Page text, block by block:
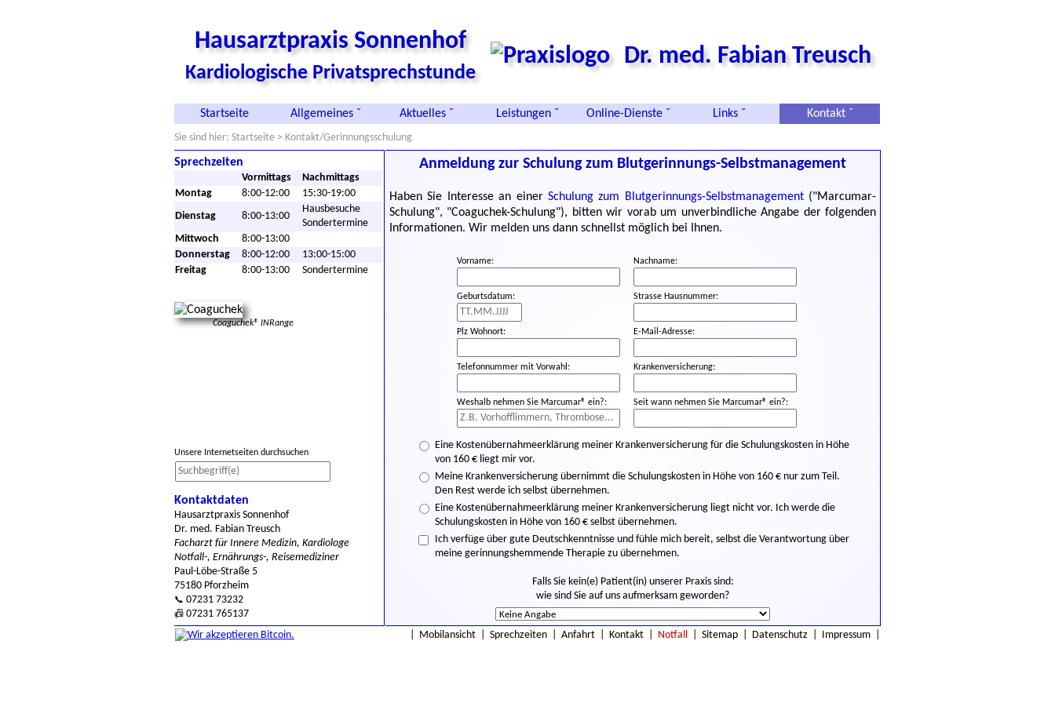
Hausarztpraxis Sonnenhof
Kardiologische Privatsprechstunde
Dr. med. Fabian Treusch
Startseite Allgemeines ˇ Aktuelles ˇ Leistungen ˇ Online-Dienste ˇ Links ˇ Kontakt ˇ
Sie sind hier: Startseite > Kontakt/Gerinnungsschulung
Sprechzeiten
Vormittags
Nachmittags
Montag
8:00-12:00
15:30-19:00
Dienstag
8:00-13:00
Hausbesuche
Sondertermine
Mittwoch
8:00-13:00
Donnerstag
8:00-12:00
13:00-15:00
Freitag
8:00-13:00 Sondertermine
Coaguchek® INRange
Unsere Internetseiten durchsuchen
Kontaktdaten
Hausarztpraxis Sonnenhof
Dr. med. Fabian Treusch
Facharzt für Innere Medizin, Kardiologe
Notfall-, Ernährungs-, Reisemediziner
Paul-Löbe-Straße 5
75180 Pforzheim
📞 07231 73232
📠 07231 765137
Anmeldung zur Schulung zum Blutgerinnungs-Selbstmanagement
Haben Sie Interesse an einer Schulung zum Blutgerinnungs-Selbstmanagement("Marcumar-
Schulung", "Coaguchek-Schulung"), bitten wir vorab um unverbindliche Angabe der folgenden
Informationen. Wir melden uns dann schnellst möglich bei Ihnen.
Vorname: Nachname:
Geburtsdatum: Strasse Hausnummer:
Plz Wohnort: E-Mail-Adresse:
Telefonnummer mit Vorwahl: Krankenversicherung:
Weshalb nehmen Sie Marcumar® ein?: Seit wann nehmen Sie Marcumar® ein?:
Eine Kostenübernahmeerklärung meiner Krankenversicherung für die Schulungskosten in Höhe
von 160 € liegt mir vor.
Meine Krankenversicherung übernimmt die Schulungskosten in Höhe von 160 € nur zum Teil.
Den Rest werde ich selbst übernehmen.
Eine Kostenübernahmeerklärung meiner Krankenversicherung liegt nicht vor. Ich werde die
Schulungskosten in Höhe von 160 € selbst übernehmen.
Ich verfüge über gute Deutschkenntnisse und fühle mich bereit, selbst die Verantwortung über
meine gerinnungshemmende Therapie zu übernehmen.
Falls Sie kein(e) Patient(in) unserer Praxis sind:
wie sind Sie auf uns aufmerksam geworden?
Mobilansicht Sprechzeiten Anfahrt Kontakt Notfall Sitemap Datenschutz Impressum